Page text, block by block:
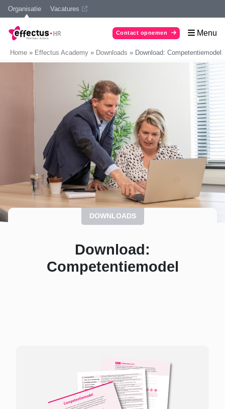
Organisatie Vacatures
Contact opnemen Menu
Home » Effectus Academy » Downloads » Download: Competentiemodel
DOWNLOADS
Download:
Competentiemodel